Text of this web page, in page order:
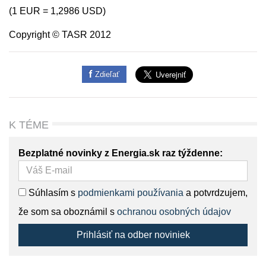
(1 EUR = 1,2986 USD)
Copyright © TASR 2012
Zdieľať
K TÉME
Bezplatné novinky z Energia.sk raz týždenne:
Súhlasím s podmienkami používania a potvrdzujem,
že som sa oboznámil s ochranou osobných údajov
Prihlásiť na odber noviniek